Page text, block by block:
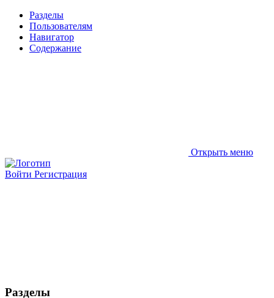
Разделы
Пользователям
Навигатор
Содержание
Открыть меню
Войти Регистрация
Разделы